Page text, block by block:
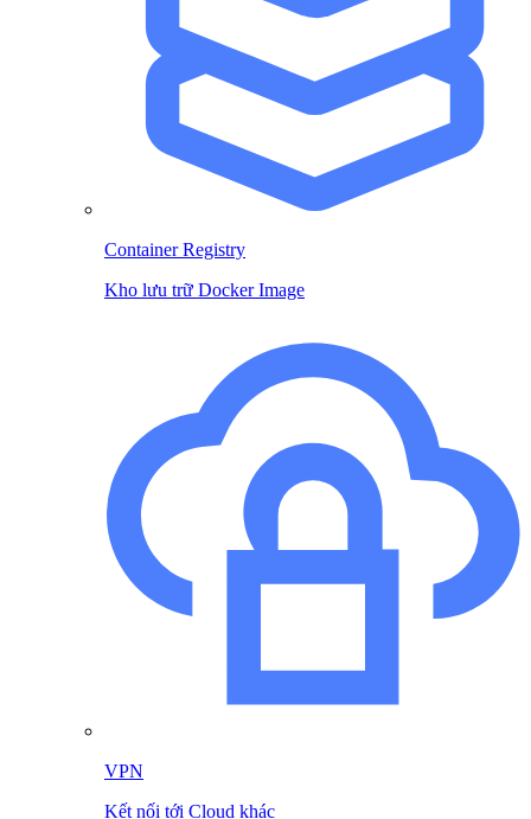
Container Registry
Kho lưu trữ Docker Image
VPN
Kết nối tới Cloud khác